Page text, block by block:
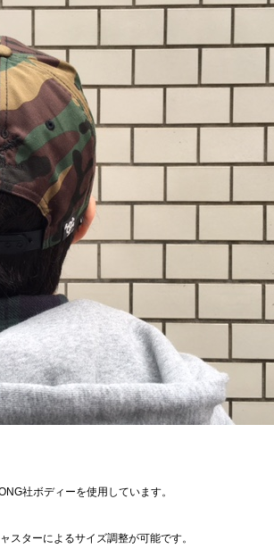
社ボディーを使用しています。
スターによるサイズ調整が可能です。